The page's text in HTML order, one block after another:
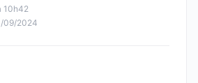
10h42
09/2024